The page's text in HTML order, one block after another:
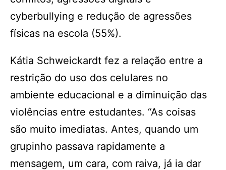
cyberbullying e redução de agressões
físicas na escola (55%).
Kátia Schweickardt fez a relação entre a
restrição do uso dos celulares no
ambiente educacional e a diminuição das
violências entre estudantes. “As coisas
são muito imediatas. Antes, quando um
grupinho passava rapidamente a
mensagem, um cara, com raiva, já ia dar